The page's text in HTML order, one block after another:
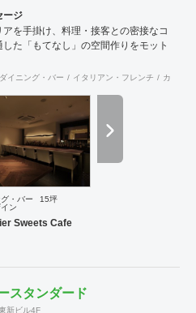
ージ
を手掛け、料理・接客との密接なコ
した「もてなし」の空間作りをモット
ダイニング・バー イタリアン・フレンチ カフェ
・バー
15坪
ン
Sweets Cafe
スタンダード
新ビル4F